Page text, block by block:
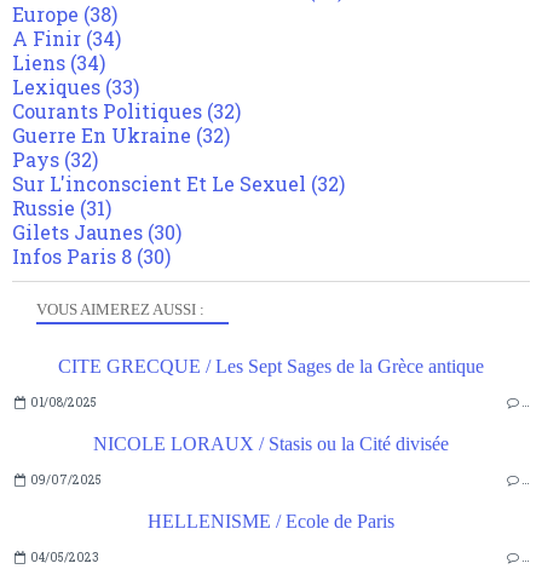
VOUS AIMEREZ AUSSI :
CITE GRECQUE / Les Sept Sages de la Grèce antique
01/08/2025 …
NICOLE LORAUX / Stasis ou la Cité divisée
09/07/2025 …
HELLENISME / Ecole de Paris
04/05/2023 …
Europe (38)
A Finir (34)
Liens (34)
Lexiques (33)
Courants Politiques (32)
Guerre En Ukraine (32)
Pays (32)
Sur L'inconscient Et Le Sexuel (32)
Russie (31)
Gilets Jaunes (30)
Infos Paris 8 (30)